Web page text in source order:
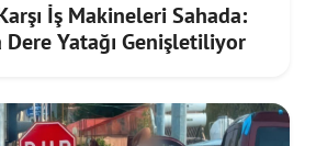
İş Makineleri Sahada:
Yatağı Genişletiliyor